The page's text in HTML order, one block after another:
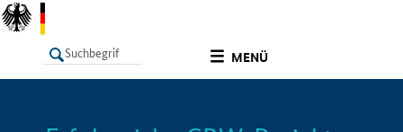
MENÜ